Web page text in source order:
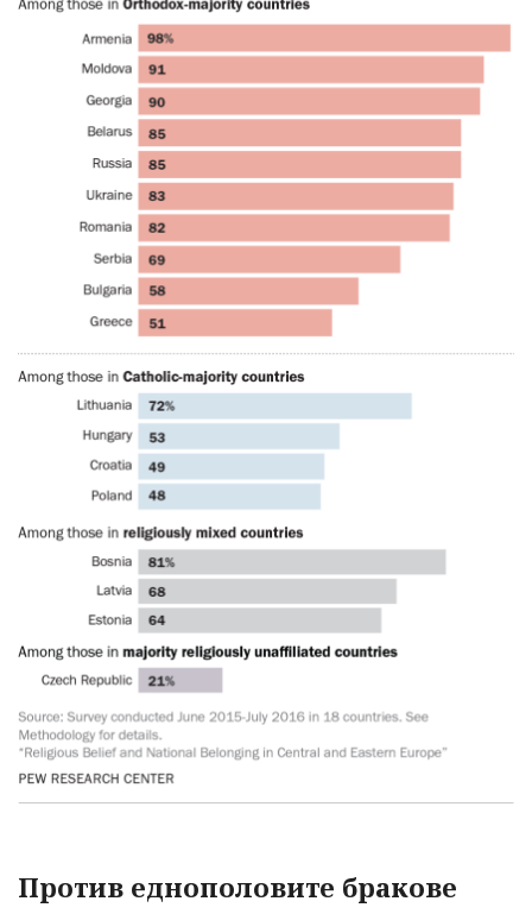
Против еднополовите бракове